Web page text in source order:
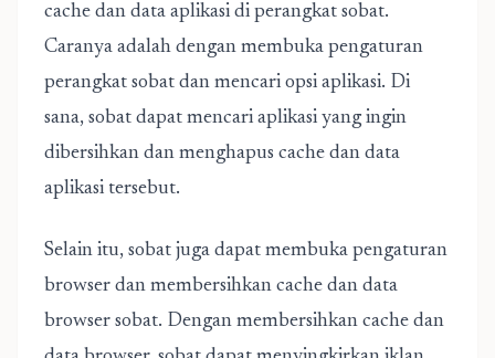
cache dan data aplikasi di perangkat sobat.
Caranya adalah dengan membuka pengaturan
perangkat sobat dan mencari opsi aplikasi. Di
sana, sobat dapat mencari aplikasi yang ingin
dibersihkan dan menghapus cache dan data
aplikasi tersebut.
Selain itu, sobat juga dapat membuka pengaturan
browser dan membersihkan cache dan data
browser sobat. Dengan membersihkan cache dan